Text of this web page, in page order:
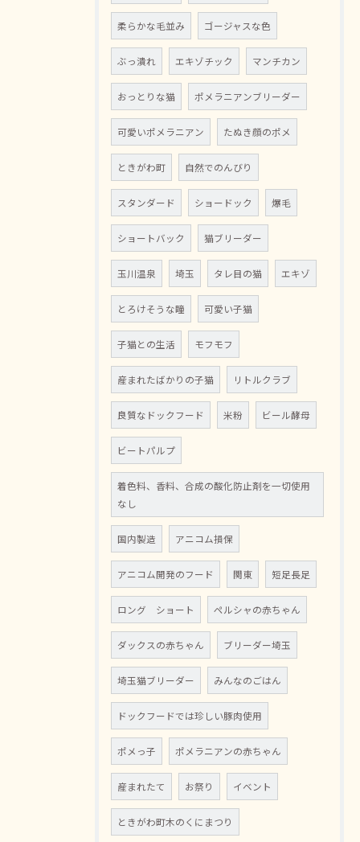
柔らかな毛並み ゴージャスな色
ぶっ潰れ エキゾチック マンチカン
おっとりな猫 ポメラニアンブリーダー
可愛いポメラニアン たぬき顔のポメ
ときがわ町 自然でのんびり
スタンダード ショードック 爆毛
ショートバック 猫ブリーダー
玉川温泉 埼玉 タレ目の猫 エキゾ
とろけそうな瞳 可愛い子猫
子猫との生活 モフモフ
産まれたばかりの子猫 リトルクラブ
良質なドックフード 米粉 ビール酵母
ビートパルプ
着色料、香料、合成の酸化防止剤を一切使用
なし
国内製造 アニコム損保
アニコム開発のフード 関東 短足長足
ロング ショート ペルシャの赤ちゃん
ダックスの赤ちゃん ブリーダー埼玉
埼玉猫ブリーダー みんなのごはん
ドックフードでは珍しい豚肉使用
ポメっ子 ポメラニアンの赤ちゃん
産まれたて お祭り イベント
ときがわ町木のくにまつり